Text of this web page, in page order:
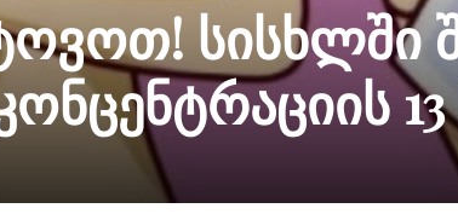
სისხლში
13